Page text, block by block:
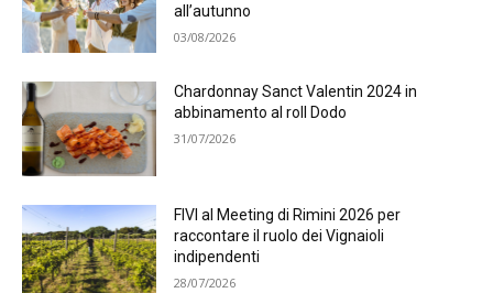
all’autunno
03/08/2026
Chardonnay Sanct Valentin 2024 in
abbinamento al roll Dodo
31/07/2026
FIVI al Meeting di Rimini 2026 per
raccontare il ruolo dei Vignaioli
indipendenti
28/07/2026